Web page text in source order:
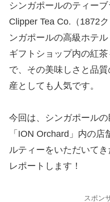
シンガポールのティー
Clipper Tea Co.（1872
ンガポールの高級ホテ
ギフトショップ内の紅
で、その美味しさと品
産としても人気です。
今回は、シンガポール
「ION Orchard」内の
ルティーをいただいて
レポートします！
スポン